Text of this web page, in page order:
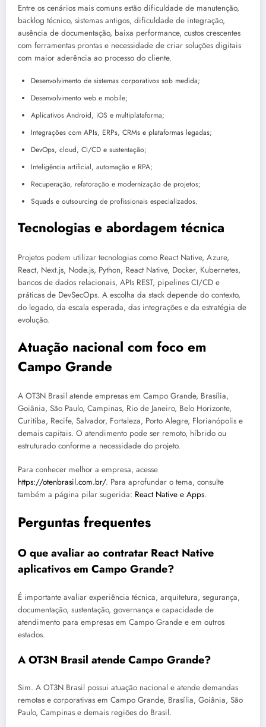
Entre os cenários mais comuns estão dificuldade de manutenção,
backlog técnico, sistemas antigos, dificuldade de integração,
ausência de documentação, baixa performance, custos crescentes
com ferramentas prontas e necessidade de criar soluções digitais
com maior aderência ao processo do cliente.
Desenvolvimento de sistemas corporativos sob medida;
Desenvolvimento web e mobile;
Aplicativos Android, iOS e multiplataforma;
Integrações com APIs, ERPs, CRMs e plataformas legadas;
DevOps, cloud, CI/CD e sustentação;
Inteligência artificial, automação e RPA;
Recuperação, refatoração e modernização de projetos;
Squads e outsourcing de profissionais especializados.
Tecnologias e abordagem técnica
Projetos podem utilizar tecnologias como React Native, Azure,
React, Next.js, Node.js, Python, React Native, Docker, Kubernetes,
bancos de dados relacionais, APIs REST, pipelines CI/CD e
práticas de DevSecOps. A escolha da stack depende do contexto,
do legado, da escala esperada, das integrações e da estratégia de
evolução.
Atuação nacional com foco em
Campo Grande
A OT3N Brasil atende empresas em Campo Grande, Brasília,
Goiânia, São Paulo, Campinas, Rio de Janeiro, Belo Horizonte,
Curitiba, Recife, Salvador, Fortaleza, Porto Alegre, Florianópolis e
demais capitais. O atendimento pode ser remoto, híbrido ou
estruturado conforme a necessidade do projeto.
Para conhecer melhor a empresa, acesse
https://otenbrasil.com.br/. Para aprofundar o tema, consulte
também a página pilar sugerida: React Native e Apps.
Perguntas frequentes
O que avaliar ao contratar React Native
aplicativos em Campo Grande?
É importante avaliar experiência técnica, arquitetura, segurança,
documentação, sustentação, governança e capacidade de
atendimento para empresas em Campo Grande e em outros
estados.
A OT3N Brasil atende Campo Grande?
Sim. A OT3N Brasil possui atuação nacional e atende demandas
remotas e corporativas em Campo Grande, Brasília, Goiânia, São
Paulo, Campinas e demais regiões do Brasil.